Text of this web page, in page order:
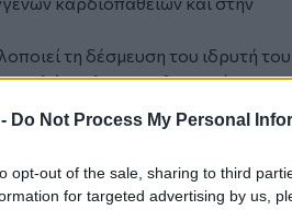
Do Not Process My Personal
opt-out of the sale, sharing to third
for targeted advertising by us,
τη δέσμευση του ιδρυτή του
για θεραπεία των
ταξιδέψουν στο εξωτερικό.
Καλαγκός, έχει